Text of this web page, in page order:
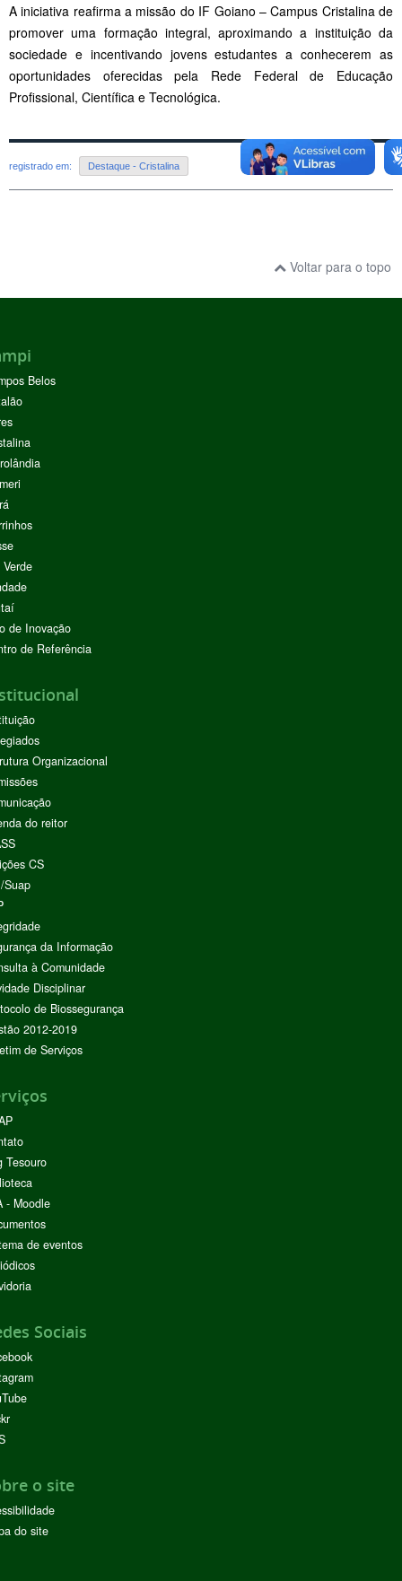
A iniciativa reafirma a missão do IF Goiano – Campus Cristalina de
promover uma formação integral, aproximando a instituição da
sociedade e incentivando jovens estudantes a conhecerem as
oportunidades oferecidas pela Rede Federal de Educação
Profissional, Científica e Tecnológica.
registrado em: Destaque - Cristalina
Voltar para o topo
Belos
de Inovação
de Referência
Organizacional
do reitor
CS
Suap
da Informação
à Comunidade
Disciplinar
de Biossegurança
2012-2019
de Serviços
Tesouro
- Moodle
de eventos
Sociais
o site
do site